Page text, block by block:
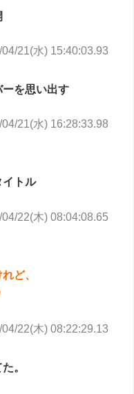
21(水) 15:40:03.93
を思い出す
21(水) 16:28:33.98
イトル
22(木) 08:04:08.65
ど、
22(木) 08:22:29.13
。